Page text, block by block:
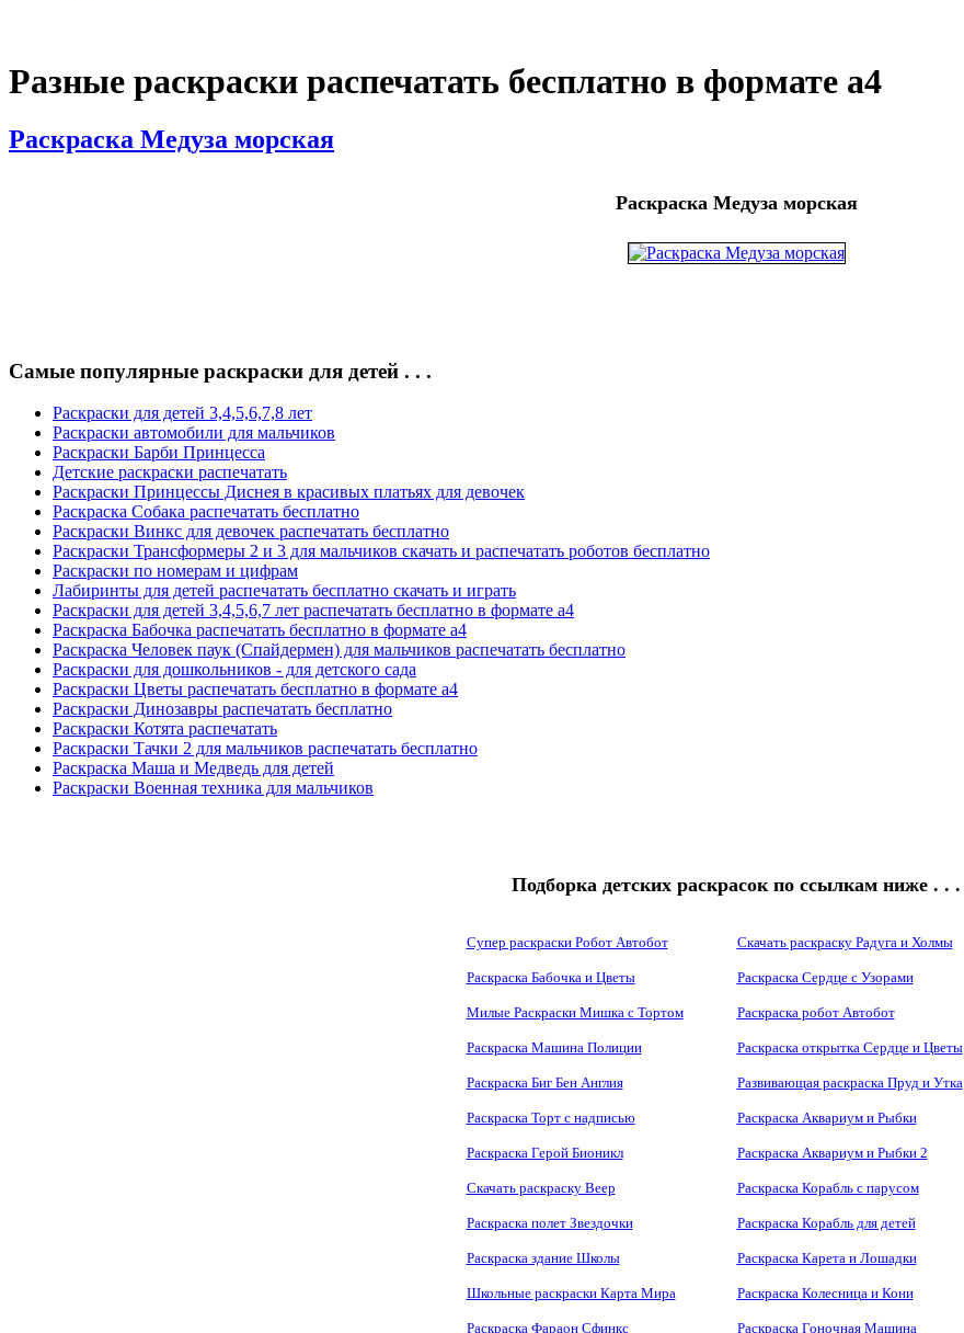
Разные раскраски распечатать бесплатно в формате а4
Раскраска Медуза морская
Раскраска Медуза морская
Самые популярные раскраски для детей . . .
Раскраски для детей 3,4,5,6,7,8 лет
Раскраски автомобили для мальчиков
Раскраски Барби Принцесса
Детские раскраски распечатать
Раскраски Принцессы Диснея в красивых платьях для девочек
Раскраска Собака распечатать бесплатно
Раскраски Винкс для девочек распечатать бесплатно
Раскраски Трансформеры 2 и 3 для мальчиков скачать и распечатать роботов бесплатно
Раскраски по номерам и цифрам
Лабиринты для детей распечатать бесплатно скачать и играть
Раскраски для детей 3,4,5,6,7 лет распечатать бесплатно в формате а4
Раскраска Бабочка распечатать бесплатно в формате а4
Раскраска Человек паук (Спайдермен) для мальчиков распечатать бесплатно
Раскраски для дошкольников - для детского сада
Раскраски Цветы распечатать бесплатно в формате а4
Раскраски Динозавры распечатать бесплатно
Раскраски Котята распечатать
Раскраски Тачки 2 для мальчиков распечатать бесплатно
Раскраска Маша и Медведь для детей
Раскраски Военная техника для мальчиков
Подборка детских раскрасок по ссылкам ниже . . .
Супер раскраски Робот Автобот Скачать раскраску Радуга и Холмы
Раскраска Бабочка и Цветы Раскраска Сердце с Узорами
Милые Раскраски Мишка с Тортом Раскраска робот Автобот
Раскраска Машина Полиции Раскраска открытка Сердце и Цветы
Раскраска Биг Бен Англия Развивающая раскраска Пруд и Утка
Раскраска Торт с надписью Раскраска Аквариум и Рыбки
Раскраска Герой Бионикл Раскраска Аквариум и Рыбки 2
Скачать раскраску Веер Раскраска Корабль с парусом
Раскраска полет Звездочки Раскраска Корабль для детей
Раскраска здание Школы Раскраска Карета и Лошадки
Школьные раскраски Карта Мира Раскраска Колесница и Кони
Раскраска Фараон Сфинкс Раскраска Гоночная Машина